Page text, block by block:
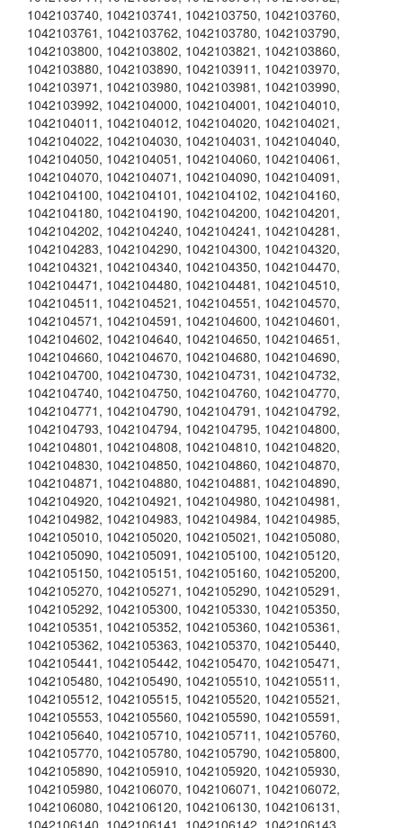
1042103740, 1042103741 , 1042103750, 1042103760,
1042103761 , 1042103762, 1042103780, 1042103790,
1042103800, 1042103802, 1042103821 , 1042103860,
1042103880, 1042103890, 1042103911 , 1042103970,
1042103971 , 1042103980, 1042103981 , 1042103990,
1042103992, 1042104000, 1042104001 , 1042104010,
1042104011 , 1042104012, 1042104020, 1042104021 ,
1042104022, 1042104030, 1042104031 , 1042104040,
1042104050, 1042104051 , 1042104060, 1042104061 ,
1042104070, 1042104071 , 1042104090, 1042104091 ,
1042104100, 1042104101 , 1042104102, 1042104160,
1042104180, 1042104190, 1042104200, 1042104201 ,
1042104202, 1042104240, 1042104241 , 1042104281 ,
1042104283, 1042104290, 1042104300, 1042104320,
1042104321 , 1042104340, 1042104350, 1042104470,
1042104471 , 1042104480, 1042104481 , 1042104510,
1042104511 , 1042104521 , 1042104551 , 1042104570,
1042104571 , 1042104591 , 1042104600, 1042104601 ,
1042104602, 1042104640, 1042104650, 1042104651 ,
1042104660, 1042104670, 1042104680, 1042104690,
1042104700, 1042104730, 1042104731 , 1042104732,
1042104740, 1042104750, 1042104760, 1042104770,
1042104771 , 1042104790, 1042104791 , 1042104792,
1042104793, 1042104794, 1042104795, 1042104800,
1042104801 , 1042104808, 1042104810, 1042104820,
1042104830, 1042104850, 1042104860, 1042104870,
1042104871 , 1042104880, 1042104881 , 1042104890,
1042104920, 1042104921 , 1042104980, 1042104981 ,
1042104982, 1042104983, 1042104984, 1042104985,
1042105010, 1042105020, 1042105021 , 1042105080,
1042105090, 1042105091 , 1042105100, 1042105120,
1042105150, 1042105151 , 1042105160, 1042105200,
1042105270, 1042105271 , 1042105290, 1042105291 ,
1042105292, 1042105300, 1042105330, 1042105350,
1042105351 , 1042105352, 1042105360, 1042105361 ,
1042105362, 1042105363, 1042105370, 1042105440,
1042105441 , 1042105442, 1042105470, 1042105471 ,
1042105480, 1042105490, 1042105510, 1042105511 ,
1042105512, 1042105515, 1042105520, 1042105521 ,
1042105553, 1042105560, 1042105590, 1042105591 ,
1042105640, 1042105710, 1042105711 , 1042105760,
1042105770, 1042105780, 1042105790, 1042105800,
1042105890, 1042105910, 1042105920, 1042105930,
1042105980, 1042106070, 1042106071 , 1042106072,
1042106080, 1042106120, 1042106130, 1042106131 ,